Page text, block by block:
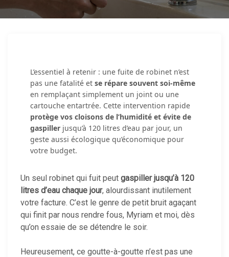
L’essentiel à retenir : une fuite de robinet n’est
pas une fatalité et se répare souvent soi-même
en remplaçant simplement un joint ou une
cartouche entartrée. Cette intervention rapide
protège vos cloisons de l’humidité et évite de
gaspillerjusqu’à 120 litres d’eau par jour, un
geste aussi écologique qu’économique pour
votre budget.
Un seul robinet qui fuit peut gaspiller jusqu’à 120
litres d’eau chaque jour, alourdissant inutilement
votre facture. C’est le genre de petit bruit agaçant
qui finit par nous rendre fous, Myriam et moi, dès
qu’on essaie de se détendre le soir.
Heureusement, ce goutte-à-goutte n’est pas une